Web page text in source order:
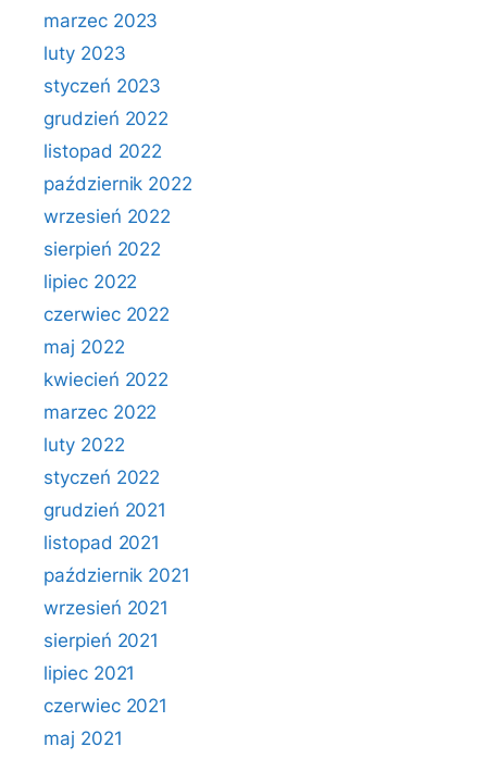
marzec 2023
luty 2023
styczeń 2023
grudzień 2022
listopad 2022
październik 2022
wrzesień 2022
sierpień 2022
lipiec 2022
czerwiec 2022
maj 2022
kwiecień 2022
marzec 2022
luty 2022
styczeń 2022
grudzień 2021
listopad 2021
październik 2021
wrzesień 2021
sierpień 2021
lipiec 2021
czerwiec 2021
maj 2021